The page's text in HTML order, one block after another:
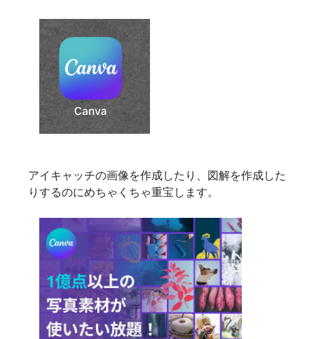
アイキャッチの画像を作成したり、図解を作成した
りするのにめちゃくちゃ重宝します。